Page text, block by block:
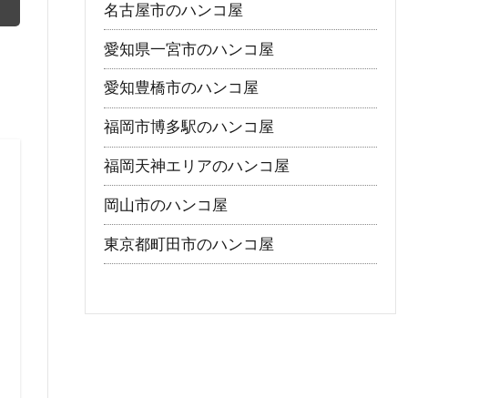
名古屋市のハンコ屋
愛知県一宮市のハンコ屋
愛知豊橋市のハンコ屋
福岡市博多駅のハンコ屋
福岡天神エリアのハンコ屋
岡山市のハンコ屋
東京都町田市のハンコ屋